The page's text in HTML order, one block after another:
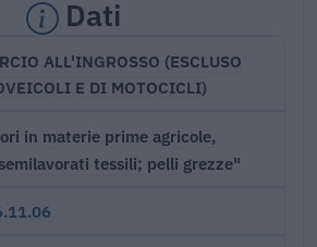
Dati
ALL'INGROSSO (ESCLUSO
E DI MOTOCICLI)
in materie prime agricole,
tessili; pelli grezze"